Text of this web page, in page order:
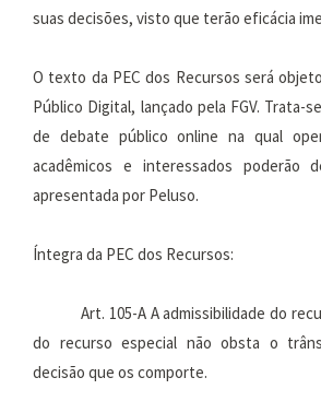
suas decisões, visto que terão eficácia
O texto da PEC dos Recursos será
Público Digital, lançado pela FGV. Trata-
de debate público online na qual
acadêmicos e interessados poderão
apresentada por Peluso.
Íntegra da PEC dos Recursos:
Art. 105-A A admissibilidade do
do recurso especial não obsta o
decisão que os comporte.